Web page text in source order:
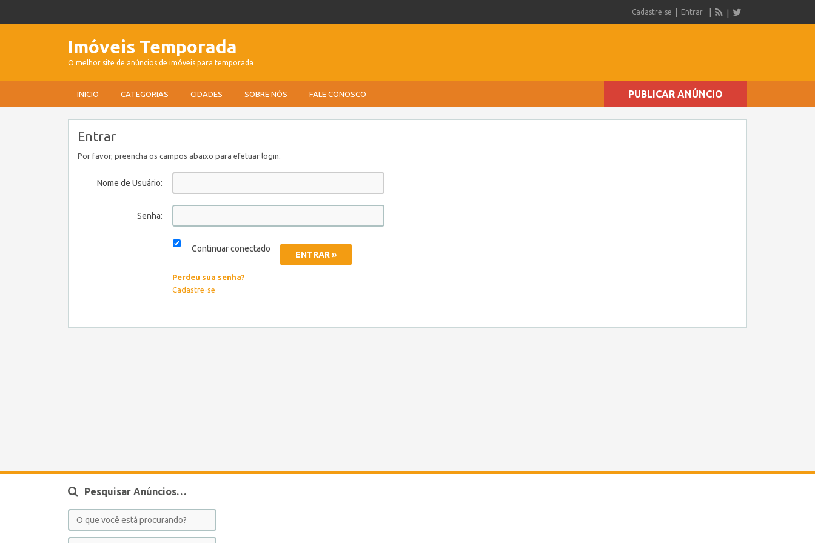
Cadastre-se Entrar
Imóveis Temporada
O melhor site de anúncios de imóveis para temporada
INICIO CATEGORIAS CIDADES SOBRE NÓS FALE CONOSCO PUBLICAR ANÚNCIO
Entrar
Por favor, preencha os campos abaixo para efetuar login.
Nome de Usuário:
Senha:
Continuar conectado
Perdeu sua senha?
Cadastre-se
Pesquisar Anúncios…